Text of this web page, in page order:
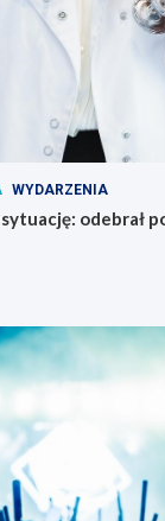
WYDARZENIA
odebrał